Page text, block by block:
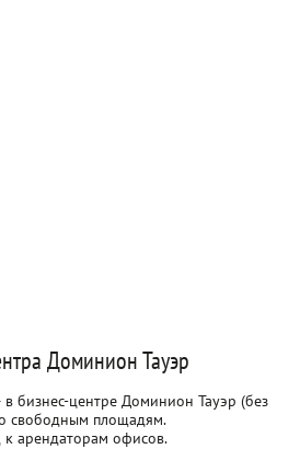
Доминион Тауэр
бизнес-центре Доминион Тауэр (без
свободным площадям.
арендаторам офисов.